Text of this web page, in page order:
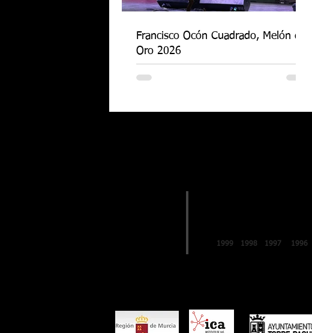
Francisco Ocón Cuadrado, Melón de
Oro 2026
1999 1998 1997 1996